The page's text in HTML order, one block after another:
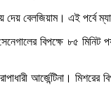
বেলজিয়াম। এই পর্বে
বিপক্ষে ৮৫ মিনিট
আর্জেন্টিনা।